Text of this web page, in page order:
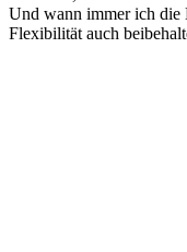
Und wann immer ich die
Flexibilität auch